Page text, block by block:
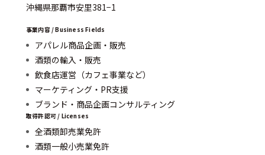
沖縄県那覇市安里381−1
事業内容 / Business Fields
アパレル商品企画・販売
酒類の輸入・販売
飲食店運営（カフェ事業など）
マーケティング・PR支援
ブランド・商品企画コンサルティング
取得許認可 / Licenses
全酒類卸売業免許
酒類一般小売業免許